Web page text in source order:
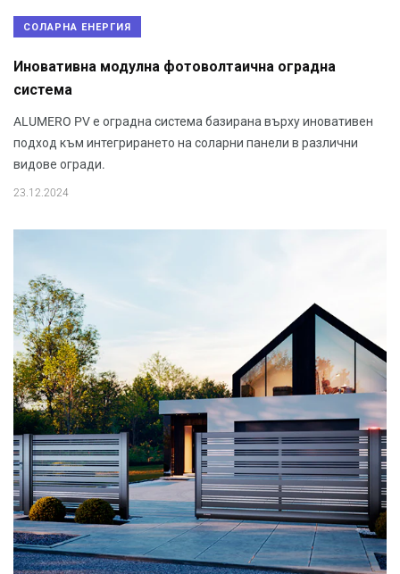
СОЛАРНА ЕНЕРГИЯ
Иновативна модулна фотоволтаична оградна
система
ALUMERO PV е оградна система базирана върху иновативен
подход към интегрирането на соларни панели в различни
видове огради.
23.12.2024